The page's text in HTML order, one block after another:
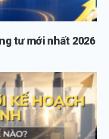
tư mới nhất 2026